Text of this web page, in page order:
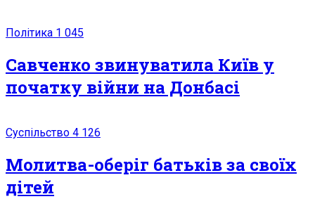
Політика 1 045
Савченко звинуватила Київ у
початку війни на Донбасі
Суспільство 4 126
Молитва-оберіг батьків за своїх
дітей